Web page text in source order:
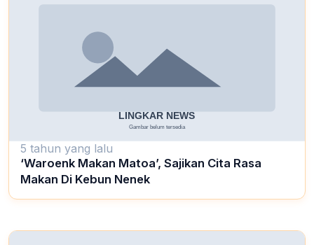
5 tahun yang lalu
‘Waroenk Makan Matoa’, Sajikan Cita Rasa
Makan Di Kebun Nenek